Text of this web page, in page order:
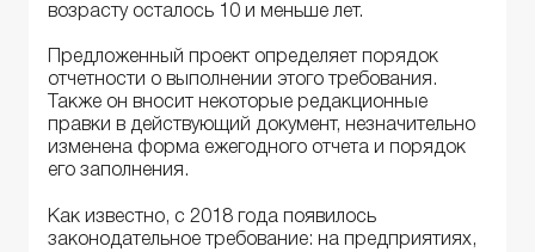
возрасту осталось 10 и меньше лет.
Предложенный проект определяет порядок
отчетности о выполнении этого требования.
Также он вносит некоторые редакционные
правки в действующий документ, незначительно
изменена форма ежегодного отчета и порядок
его заполнения.
Как известно, с 2018 года появилось
законодательное требование: на предприятиях,